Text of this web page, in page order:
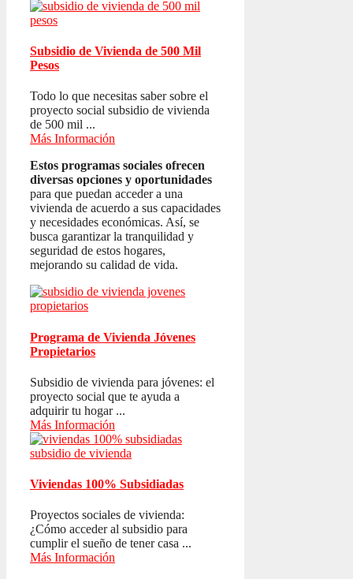
Subsidio de Vivienda de 500 Mil
Pesos
Todo lo que necesitas saber sobre el
proyecto social subsidio de vivienda
de 500 mil ...
Más Información
Estos programas sociales ofrecen
diversas opciones y oportunidades
para que puedan acceder a una
vivienda de acuerdo a sus capacidades
y necesidades económicas. Así, se
busca garantizar la tranquilidad y
seguridad de estos hogares,
mejorando su calidad de vida.
Programa de Vivienda Jóvenes
Propietarios
Subsidio de vivienda para jóvenes: el
proyecto social que te ayuda a
adquirir tu hogar ...
Más Información
Viviendas 100% Subsidiadas
Proyectos sociales de vivienda:
¿Cómo acceder al subsidio para
cumplir el sueño de tener casa ...
Más Información